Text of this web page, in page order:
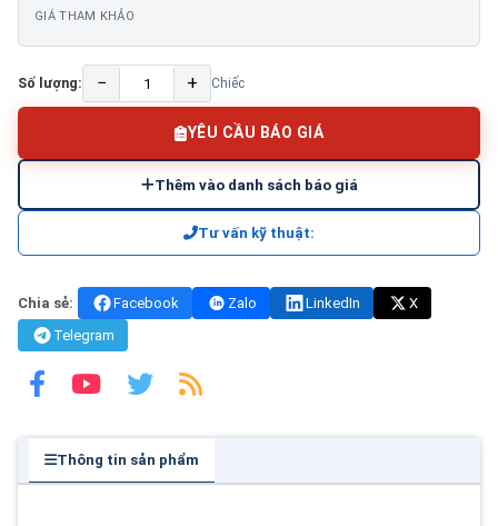
GIÁ THAM KHẢO
Số lượng: − + Chiếc
YÊU CẦU BÁO GIÁ
Thêm vào danh sách báo giá
Tư vấn kỹ thuật:
Chia sẻ: Facebook Zalo LinkedIn
X
Telegram
Thông tin sản phẩm